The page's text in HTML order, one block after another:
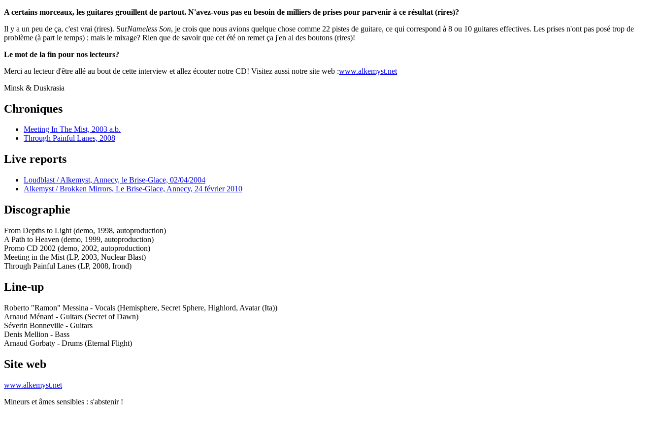
A certains morceaux, les guitares grouillent de partout. N'avez-vous pas eu besoin de milliers de prises pour parvenir à ce résultat (rires)?
Il y a un peu de ça, c'est vrai (rires). SurNameless Son, je crois que nous avions quelque chose comme 22 pistes de guitare, ce qui correspond à 8 ou 10 guitares effectives. Les prises n'ont pas posé trop de
problème (à part le temps) ; mais le mixage? Rien que de savoir que cet été on remet ça j'en ai des boutons (rires)!
Le mot de la fin pour nos lecteurs?
Merci au lecteur d'être allé au bout de cette interview et allez écouter notre CD! Visitez aussi notre site web :www.alkemyst.net
Minsk & Duskrasia
Chroniques
Meeting In The Mist, 2003 a.b.
Through Painful Lanes, 2008
Live reports
Loudblast / Alkemyst, Annecy, le Brise-Glace, 02/04/2004
Alkemyst / Brokken Mirrors, Le Brise-Glace, Annecy, 24 février 2010
Discographie
From Depths to Light (demo, 1998, autoproduction)
A Path to Heaven (demo, 1999, autoproduction)
Promo CD 2002 (demo, 2002, autoproduction)
Meeting in the Mist (LP, 2003, Nuclear Blast)
Through Painful Lanes (LP, 2008, Irond)
Line-up
Roberto "Ramon" Messina - Vocals (Hemisphere, Secret Sphere, Highlord, Avatar (Ita))
Arnaud Ménard - Guitars (Secret of Dawn)
Séverin Bonneville - Guitars
Denis Mellion - Bass
Arnaud Gorbaty - Drums (Eternal Flight)
Site web
www.alkemyst.net
Mineurs et âmes sensibles : s'abstenir !